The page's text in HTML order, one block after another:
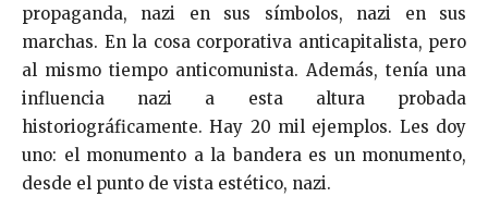
propaganda, nazi en sus símbolos, nazi en sus
marchas. En la cosa corporativa anticapitalista, pero
al mismo tiempo anticomunista. Además, tenía una
influencia nazi a esta altura probada
historiográficamente. Hay 20 mil ejemplos. Les doy
uno: el monumento a la bandera es un monumento,
desde el punto de vista estético, nazi.